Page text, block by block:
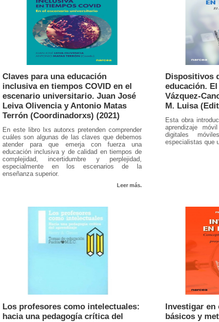
Claves para una educación
inclusiva en tiempos COVID en el
escenario universitario. Juan José
Leiva Olivencia y Antonio Matas
Terrón (Coordinadorxs) (2021)
En este libro lxs autorxs pretenden comprender
cuáles son algunas de las claves que debemos
atender para que emerja con fuerza una
educación inclusiva y de calidad en tiempos de
complejidad, incertidumbre y perplejidad,
especialmente en los escenarios de la
enseñanza superior.
Leer más.
Dispositivos
educación.
Vázquez-
M. Luisa
Esta obra
aprendizaje
digitales
especialistas que
Los profesores como intelectuales:
hacia una pedagogía crítica del
Investigar en
básicos y